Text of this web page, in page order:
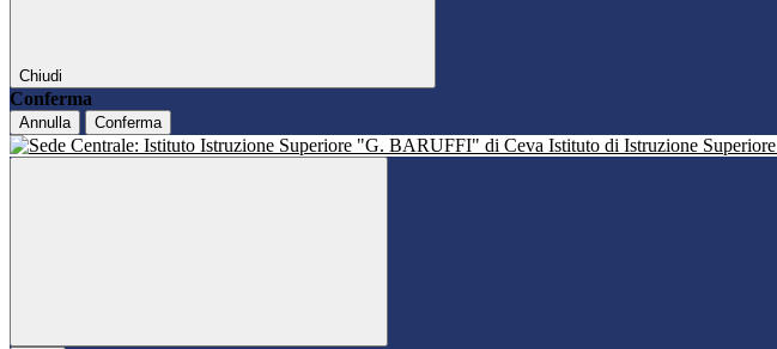
Chiudi
Conferma
Annulla Conferma
Istituto di Istruzione Superiore